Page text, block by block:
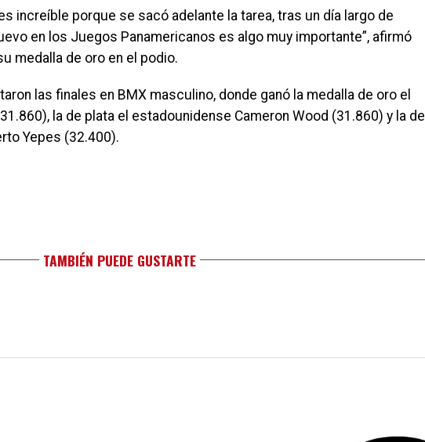
increíble porque se sacó adelante la tarea, tras un día largo de
en los Juegos Panamericanos es algo muy importante”, afirmó
medalla de oro en el podio.
las finales en BMX masculino, donde ganó la medalla de oro el
la de plata el estadounidense Cameron Wood (31.860) y la de
Yepes (32.400).
TAMBIÉN PUEDE GUSTARTE